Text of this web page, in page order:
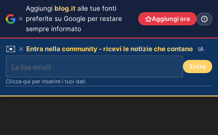
Aggiungi blog.it alle tue fonti
preferite su Google per restare
sempre informato
Aggiungi ora
✉️ Entra nella community - ricevi le notizie che contano IA
Entra
Clicca qui per inserire i tuoi dati